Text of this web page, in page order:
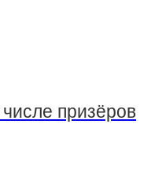
призёров